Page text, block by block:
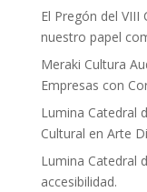
El Pregón del
nuestro papel
Meraki Cultura
Empresas con
Lumina Catedral
Cultural en Arte
Lumina Catedral
accesibilidad.